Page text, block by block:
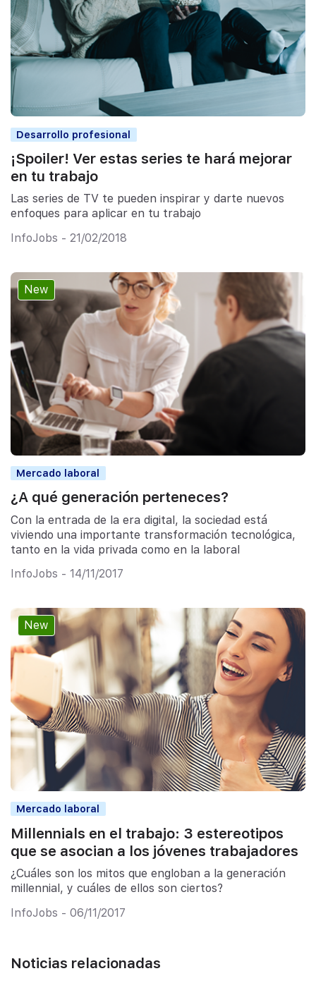
Desarrollo profesional
¡Spoiler! Ver estas series te hará mejorar
en tu trabajo
Las series de TV te pueden inspirar y darte nuevos
enfoques para aplicar en tu trabajo
InfoJobs - 21/02/2018
New
Mercado laboral
¿A qué generación perteneces?
Con la entrada de la era digital, la sociedad está
viviendo una importante transformación tecnológica,
tanto en la vida privada como en la laboral
InfoJobs - 14/11/2017
New
Mercado laboral
Millennials en el trabajo: 3 estereotipos
que se asocian a los jóvenes trabajadores
¿Cuáles son los mitos que engloban a la generación
millennial, y cuáles de ellos son ciertos?
InfoJobs - 06/11/2017
Noticias relacionadas